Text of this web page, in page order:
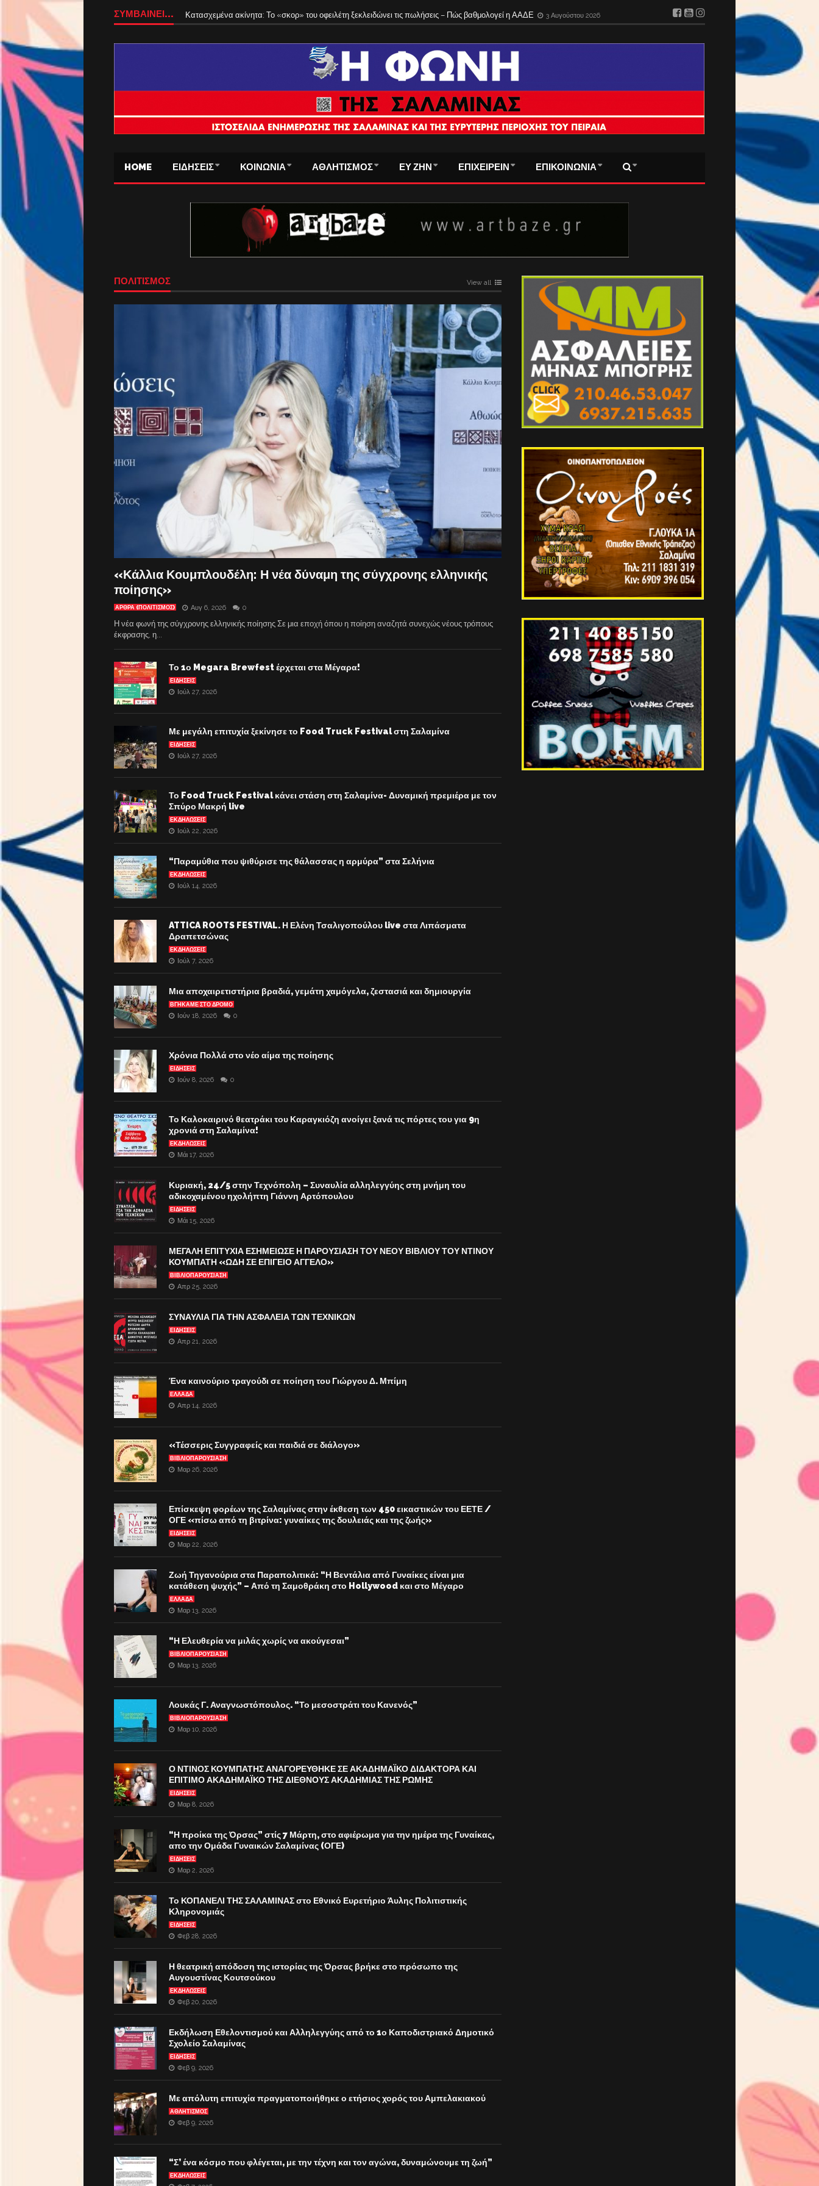
ΣΥΜΒΑΙΝΕΙ... ΕΝΦΙΑ 2027: Αλλάζει ο τρόπος υπολογισμού 3 Αυγούστου 2026
HOME ΕΙΔΗΣΕΙΣ ΚΟΙΝΩΝΙΑ ΑΘΛΗΤΙΣΜΟΣ ΕΥ ΖΗΝ ΕΠΙΧΕΙΡΕΙΝ ΕΠΙΚΟΙΝΩΝΙΑ
ΠΟΛΙΤΙΣΜΟΣ View all
«Κάλλια Κουμπλουδέλη: Η νέα δύναμη της σύγχρονης ελληνικής
ποίησης»
ΆΡΘΡΑ (ΠΟΛΙΤΙΣΜΌΣ) Αυγ 6, 2026 0
Η νέα φωνή της σύγχρονης ελληνικής ποίησης Σε μια εποχή όπου η ποίηση αναζητά συνεχώς νέους τρόπους
έκφρασης, η...
Το 1ο Megara Brewfest έρχεται στα Μέγαρα!
ΕΙΔΗΣΕΙΣ
Ιούλ 27, 2026
Με μεγάλη επιτυχία ξεκίνησε το Food Truck Festival στη Σαλαμίνα
ΕΙΔΗΣΕΙΣ
Ιούλ 27, 2026
Το Food Truck Festival κάνει στάση στη Σαλαμίνα- Δυναμική πρεμιέρα με τον
Σπύρο Μακρή live
ΕΚΔΗΛΏΣΕΙΣ
Ιούλ 22, 2026
“Παραμύθια που ψιθύρισε της θάλασσας η αρμύρα” στα Σελήνια
ΕΚΔΗΛΏΣΕΙΣ
Ιούλ 14, 2026
ATTICA ROOTS FESTIVAL. Η Ελένη Τσαλιγοπούλου live στα Λιπάσματα
Δραπετσώνας
ΕΚΔΗΛΏΣΕΙΣ
Ιούλ 7, 2026
Μια αποχαιρετιστήρια βραδιά, γεμάτη χαμόγελα, ζεστασιά και δημιουργία
ΒΓΉΚΑΜΕ ΣΤΟ ΔΡΌΜΟ
Ιούν 18, 2026 0
Χρόνια Πολλά στο νέο αίμα της ποίησης
ΕΙΔΗΣΕΙΣ
Ιούν 8, 2026 0
Το Καλοκαιρινό θεατράκι του Καραγκιόζη ανοίγει ξανά τις πόρτες του για 9η
χρονιά στη Σαλαμίνα!
ΕΚΔΗΛΏΣΕΙΣ
Μάι 17, 2026
Κυριακή, 24/5 στην Τεχνόπολη – Συναυλία αλληλεγγύης στη μνήμη του
αδικοχαμένου ηχολήπτη Γιάννη Αρτόπουλου
ΕΙΔΗΣΕΙΣ
Μάι 15, 2026
ΜΕΓΑΛΗ ΕΠΙΤΥΧΙΑ ΕΣΗΜΕΙΩΣΕ Η ΠΑΡΟΥΣΙΑΣΗ ΤΟΥ ΝΕΟΥ ΒΙΒΛΙΟΥ ΤΟΥ ΝΤΙΝΟΥ
ΚΟΥΜΠΑΤΗ «ΩΔΗ ΣΕ ΕΠΙΓΕΙΟ ΑΓΓΕΛΟ»
ΒΙΒΛΙΟΠΑΡΟΎΣΙΑΣΗ
Απρ 25, 2026
ΣΥΝΑΥΛΙΑ ΓΙΑ ΤΗΝ ΑΣΦΑΛΕΙΑ ΤΩΝ ΤΕΧΝΙΚΩΝ
ΕΙΔΗΣΕΙΣ
Απρ 21, 2026
Ένα καινούριο τραγούδι σε ποίηση του Γιώργου Δ. Μπίμη
ΕΛΛΑΔΑ
Απρ 14, 2026
«Τέσσερις Συγγραφείς και παιδιά σε διάλογο»
ΒΙΒΛΙΟΠΑΡΟΎΣΙΑΣΗ
Μαρ 26, 2026
Επίσκεψη φορέων της Σαλαμίνας στην έκθεση των 450 εικαστικών του ΕΕΤΕ /
ΟΓΕ «πίσω από τη βιτρίνα: γυναίκες της δουλειάς και της ζωής»
ΕΙΔΗΣΕΙΣ
Μαρ 22, 2026
Ζωή Τηγανούρια στα Παραπολιτικά: “Η Βεντάλια από Γυναίκες είναι μια
κατάθεση ψυχής” – Από τη Σαμοθράκη στο Hollywood και στο Μέγαρο
ΕΛΛΑΔΑ
Μαρ 13, 2026
“Η Ελευθερία να μιλάς χωρίς να ακούγεσαι”
ΒΙΒΛΙΟΠΑΡΟΎΣΙΑΣΗ
Μαρ 13, 2026
Λουκάς Γ. Αναγνωστόπουλος. “Το μεσοστράτι του Κανενός”
ΒΙΒΛΙΟΠΑΡΟΎΣΙΑΣΗ
Μαρ 10, 2026
Ο ΝΤΙΝΟΣ ΚΟΥΜΠΑΤΗΣ ΑΝΑΓΟΡΕΥΘΗΚΕ ΣΕ ΑΚΑΔΗΜΑΪΚΟ ΔΙΔΑΚΤΟΡΑ ΚΑΙ
ΕΠΙΤΙΜΟ ΑΚΑΔΗΜΑΪΚΟ ΤΗΣ ΔΙΕΘΝΟΥΣ ΑΚΑΔΗΜΙΑΣ ΤΗΣ ΡΩΜΗΣ
ΕΙΔΗΣΕΙΣ
Μαρ 8, 2026
“Η προίκα της Όρσας” στίς 7 Μάρτη, στο αφιέρωμα για την ημέρα της Γυναίκας,
απο την Ομάδα Γυναικών Σαλαμίνας (ΟΓΕ)
ΕΙΔΗΣΕΙΣ
Μαρ 2, 2026
Το ΚΟΠΑΝΕΛΙ ΤΗΣ ΣΑΛΑΜΙΝΑΣ στο Εθνικό Ευρετήριο Άυλης Πολιτιστικής
Κληρονομιάς
ΕΙΔΗΣΕΙΣ
Φεβ 28, 2026
Η θεατρική απόδοση της ιστορίας της Όρσας βρήκε στο πρόσωπο της
Αυγουστίνας Κουτσούκου
ΕΚΔΗΛΏΣΕΙΣ
Φεβ 20, 2026
Εκδήλωση Εθελοντισμού και Αλληλεγγύης από το 1ο Καποδιστριακό Δημοτικό
Σχολείο Σαλαμίνας
ΕΙΔΗΣΕΙΣ
Φεβ 9, 2026
Με απόλυτη επιτυχία πραγματοποιήθηκε ο ετήσιος χορός του Αμπελακιακού
ΑΘΛΗΤΙΣΜΟΣ
Φεβ 9, 2026
“Σ’ ένα κόσμο που φλέγεται, με την τέχνη και τον αγώνα, δυναμώνουμε τη ζωή”
ΕΚΔΗΛΏΣΕΙΣ